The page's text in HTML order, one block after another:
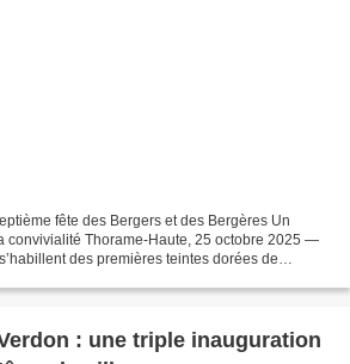
fête des Bergers et des Bergères Un
convivialité Thorame-Haute, 25 octobre 2025 —
des premières teintes dorées de
: une triple inauguration